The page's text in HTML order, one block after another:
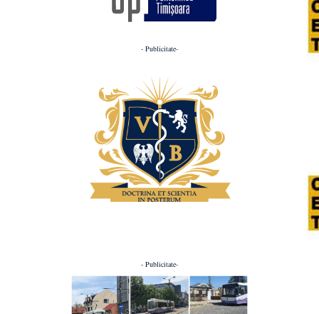
- Publicitate-
- Publicitate-